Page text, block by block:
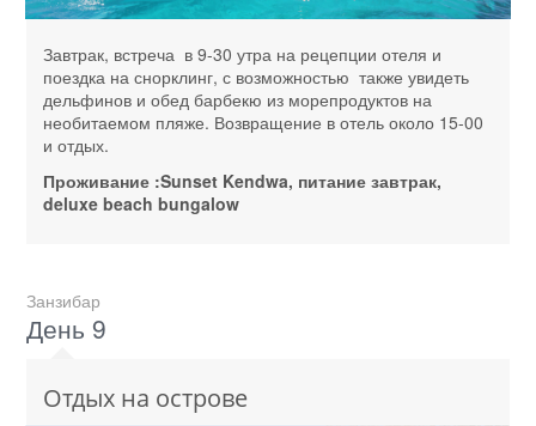
Завтрак, встреча в 9-30 утра на рецепции отеля и
поездка на снорклинг, с возможностью также увидеть
дельфинов и обед барбекю из морепродуктов на
необитаемом пляже. Возвращение в отель около 15-00
и отдых.
Проживание :Sunset Kendwa, питание завтрак,
deluxe beach bungalow
Занзибар
День 9
Отдых на острове